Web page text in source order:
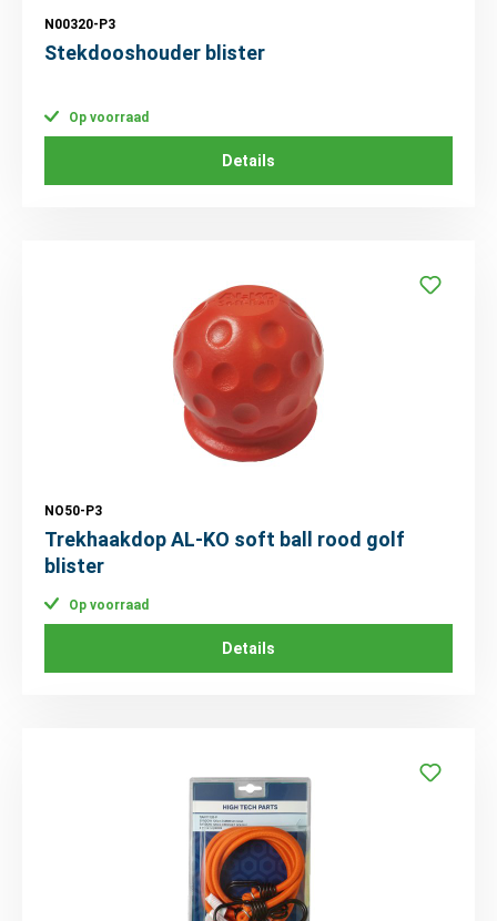
N00320-P3
Stekdooshouder blister
Op voorraad
Details
NO50-P3
Trekhaakdop AL-KO soft ball rood golf
blister
Op voorraad
Details